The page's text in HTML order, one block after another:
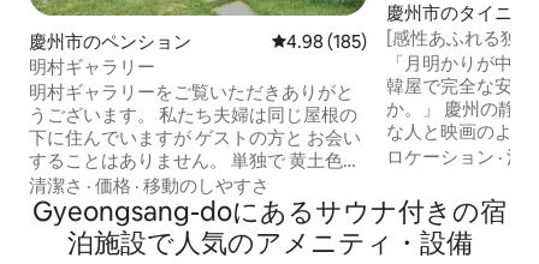
慶州市のペンション レビュー185件、5つ星中4.98つ
4.98 (185)
明村ギャラリー
明村ギャラリーをご覧いただきありがと
うございます。 私たち夫婦は同じ屋根の
下に住んでいますが ゲストの方と お会い
することはありません。 単独で 黄土色の
寝室 キッチン バスルーム トイレ サウナ
サウナ バーベキュールーム 裏庭 これらは
すべて ゲスト専用 スペースとして なって
います。 広い芝生の庭 庭で 田舎の風景と
清潔さ · 価格 · 移動のしやすさ
慶州市のタイニー
[感性あふれる独立型韓屋]
ー＆ベスバムヒ
場・荷物預かり）
「月明かりが中
韓屋で完全な安ら
か。」 ​慶州の静
な人と映画のよう
さい。 ステイ「여진연몽」は、単なる宿
おもてなしが感
す。 ​🌙 耶津・真淵夢の特別な点 プライベ
ートジャグジー： 月明かりの下で日常の
ロケーション ·清
Gyeongsang-doにあるサウナ付きの宿
泊施設で人気のアメニティ・設備